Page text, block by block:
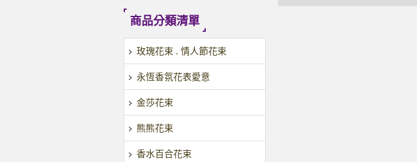
商品分類清單
玫瑰花束 . 情人節花束
永恆香氛花表愛意
金莎花束
熊熊花束
香水百合花束